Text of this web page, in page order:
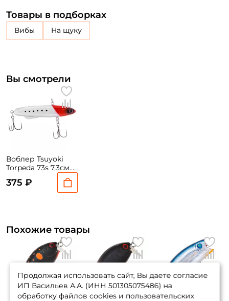
Товары в подборках
Вибы на щуку
Вы смотрели
Воблер Tsuyoki
Torpeda 73s 7,3см.
sinking
375 ₽
Похожие товары
Продолжая использовать сайт, Вы даете согласие
ИП Васильев А.А. (ИНН 501305075486) на
обработку файлов cookies и пользовательских